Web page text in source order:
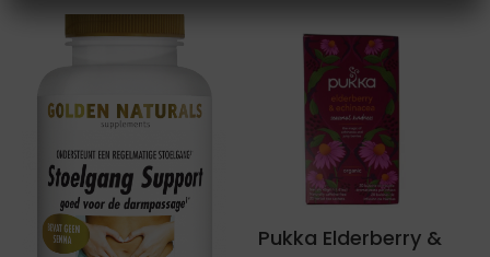
Pukka Elderberry &